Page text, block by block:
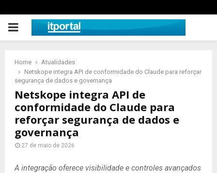
PRIMARY
Home
Atualidades
Netskope integra API de conformidade do Claude para reforçar
segurança de dados e governança
Netskope integra API de
conformidade do Claude para
reforçar segurança de dados e
governança
27 de maio de 2026
A integração oferece visibilidade e controles avançados